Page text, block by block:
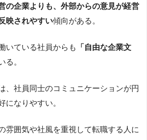
の企業よりも、外部からの意見が経営
映されやすい傾向がある。
いている社員からも
「自由な企業文
る。
、社員同士のコミュニケーションが円
になりやすい。
雰囲気や社風を重視して転職する人に